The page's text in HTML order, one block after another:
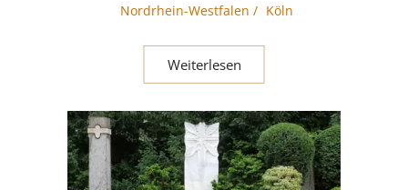
Nordrhein-Westfalen / Köln
Weiterlesen